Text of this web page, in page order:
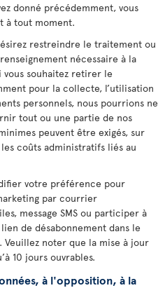
donné précédemment, vous
à tout moment.
restreindre le traitement ou
nécessaire à la
vous souhaitez retirer le
pour la collecte, l’utilisation
personnels, nous pourrions ne
tout ou une partie de nos
peuvent être exigés, sur
coûts administratifs liés au
votre préférence pour
par courrier
message SMS ou participer à
de désabonnement dans le
Veuillez noter que la mise à jour
10 jours ouvrables.
à l'opposition, à la